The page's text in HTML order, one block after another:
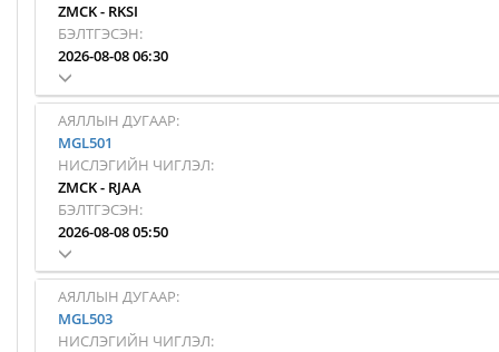
ZMCK- RKSI
БЭЛТГЭСЭН:
2026-08-08 06:30
АЯЛЛЫН ДУГААР:
MGL501
НИСЛЭГИЙН ЧИГЛЭЛ:
ZMCK- RJAA
БЭЛТГЭСЭН:
2026-08-08 05:50
АЯЛЛЫН ДУГААР:
MGL503
НИСЛЭГИЙН ЧИГЛЭЛ: